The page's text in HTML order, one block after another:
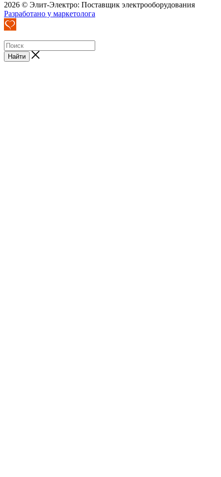
2026 © Элит-Электро: Поставщик электрооборудования
Разработано у маркетолога
Найти